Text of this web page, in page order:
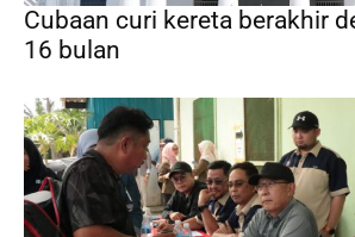
Cubaan curi kereta berakhir
16 bulan